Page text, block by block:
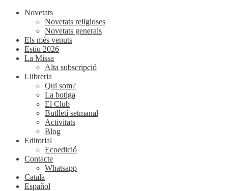
Novetats
Novetats religioses
Novetats generals
Els més venuts
Estiu 2026
La Missa
Alta subscripció
Llibreria
Qui som?
La botiga
El Club
Butlletí setmanal
Activitats
Blog
Editorial
Ecoedició
Contacte
Whatsapp
Català
Español